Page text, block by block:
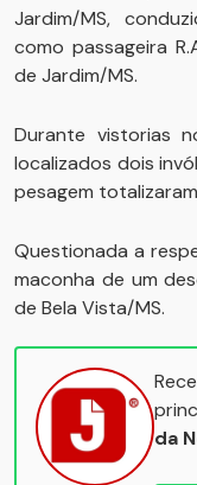
Jardim/MS,
como passageira
de Jardim/MS.
Durante vistorias
localizados dois
pesagem
Questionada a
maconha de um
de Bela Vista/MS.
da